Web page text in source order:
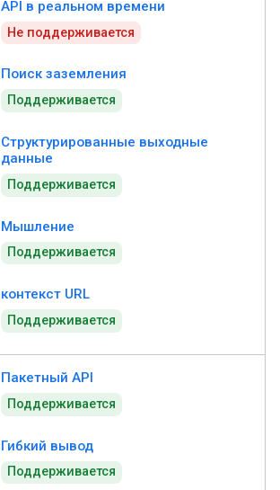
API в реальном времени
Не поддерживается
Поиск заземления
Поддерживается
Структурированные выходные
данные
Поддерживается
Мышление
Поддерживается
контекст URL
Поддерживается
Пакетный API
Поддерживается
Гибкий вывод
Поддерживается